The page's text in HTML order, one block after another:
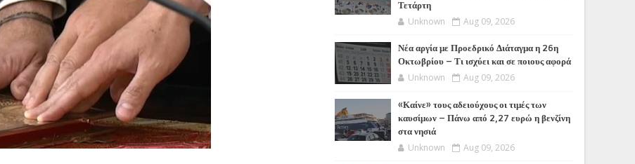
Τετάρτη
Unknown Aug 09, 2026
Νέα αργία με Προεδρικό Διάταγμα η 26η
Οκτωβρίου – Τι ισχύει και σε ποιους αφορά
Unknown Aug 09, 2026
«Καίνε» τους αδειούχους οι τιμές των
καυσίμων – Πάνω από 2,27 ευρώ η βενζίνη
στα νησιά
Unknown Aug 09, 2026